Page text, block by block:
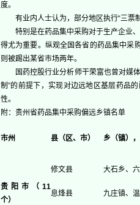
度。
有业内人士认为，部分地区执行“三票制
特别是在药品集中采购对于生产企业、
得尤为重要。纵观全国各省的药品集中采
则被踢出某省市场两年。
国药控股行业分析师干荣富也曾对媒体
制”的前提下，实现对边远地区基层药品
性。
附：贵州省药品集中采购偏远乡镇名单
市州 县（区、市） 乡（镇）
贵阳市（11
个）
修文县 大石乡、
息烽县 九庄镇、